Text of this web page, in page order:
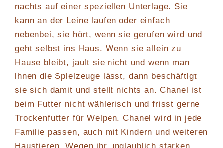
nachts auf einer speziellen Unterlage. Sie
kann an der Leine laufen oder einfach
nebenbei, sie hört, wenn sie gerufen wird und
geht selbst ins Haus. Wenn sie allein zu
Hause bleibt, jault sie nicht und wenn man
ihnen die Spielzeuge lässt, dann beschäftigt
sie sich damit und stellt nichts an. Chanel ist
beim Futter nicht wählerisch und frisst gerne
Trockenfutter für Welpen. Chanel wird in jede
Familie passen, auch mit Kindern und weiteren
Haustieren. Wegen ihr unglaublich starken